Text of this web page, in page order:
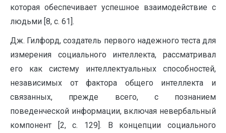
которая обеспечивает успешное взаимодействие с
людьми [8, с. 61].
Дж. Гилфорд, создатель первого надежного теста для
измерения социального интеллекта, рассматривал
его как систему интеллектуальных способностей,
независимых от фактора общего интеллекта и
связанных, прежде всего, с познанием
поведенческой информации, включая невербальный
компонент [2, с. 129]. В концепции социального